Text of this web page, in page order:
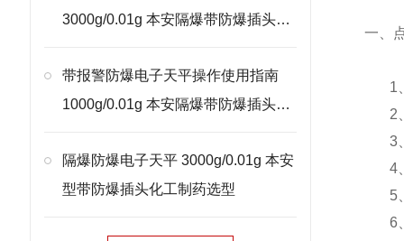
3000g/0.01g 本安隔爆带防爆插头处
带报警防爆电子天平操作使用指南
1000g/0.01g 本安隔爆带防爆插头校
隔爆防爆电子天平 3000g/0.01g 本安
型带防爆插头化工制药选型
一、
1
2
3
4
5
6